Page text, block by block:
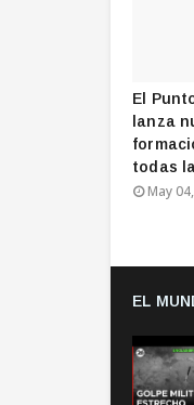
El
lanza
todas
May
EL